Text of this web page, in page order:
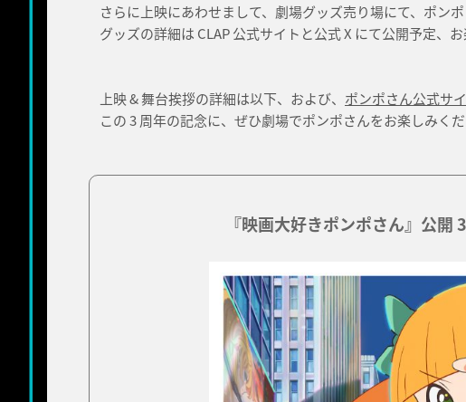
さらに上映にあわせまして、劇場グッズ売り場にて、ポン
グッズの詳細は CLAP 公式サイトと公式 X にて公開予定、お
上映 & 舞台挨拶の詳細は以下、および、 ポンポさん公式サ
この 3 周年の記念に、ぜひ劇場でポンポさんをお楽しみくだ
『映画大好きポンポさん』公